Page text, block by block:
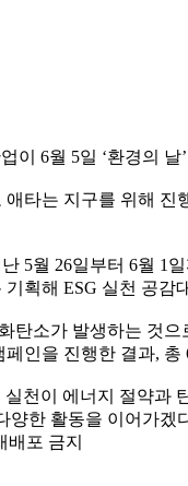
이 6월 5일 ‘환경의
애타는 지구를 위해
5월 26일부터 6월 1
획해 ESG 실천 공감
탄소가 발생하는 것
인을 진행한 결과,
천이 에너지 절약과
양한 활동을 이어가겠
배포 금지